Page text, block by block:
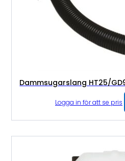
Dammsugarslang HT25/
Logga in för att se pris